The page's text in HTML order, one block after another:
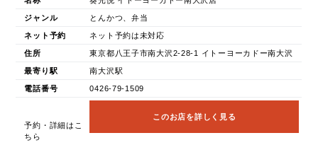
ジャンル とんかつ、弁当
ネット予約 ネット予約は未対応
住所 東京都八王子市南大沢2-28-1 イトーヨーカドー南大沢
最寄り駅 南大沢駅
電話番号 0426-79-1509
予約・詳細はこ
ちら
このお店を詳しく見る